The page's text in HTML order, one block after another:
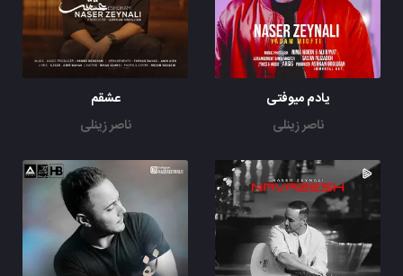
یادم میوفتی
ناصر زینلی
عشقم
ناصر زینلی